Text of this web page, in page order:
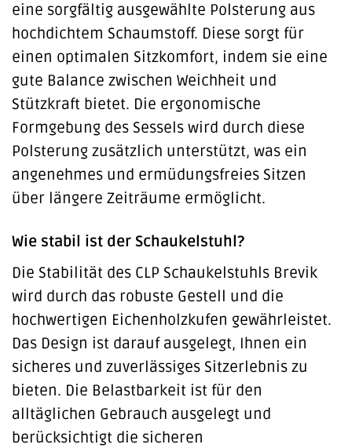
eine sorgfältig ausgewählte Polsterung aus
hochdichtem Schaumstoff. Diese sorgt für
einen optimalen Sitzkomfort, indem sie eine
gute Balance zwischen Weichheit und
Stützkraft bietet. Die ergonomische
Formgebung des Sessels wird durch diese
Polsterung zusätzlich unterstützt, was ein
angenehmes und ermüdungsfreies Sitzen
über längere Zeiträume ermöglicht.
Wie stabil ist der Schaukelstuhl?
Die Stabilität des CLP Schaukelstuhls Brevik
wird durch das robuste Gestell und die
hochwertigen Eichenholzkufen gewährleistet.
Das Design ist darauf ausgelegt, Ihnen ein
sicheres und zuverlässiges Sitzerlebnis zu
bieten. Die Belastbarkeit ist für den
alltäglichen Gebrauch ausgelegt und
berücksichtigt die sicheren